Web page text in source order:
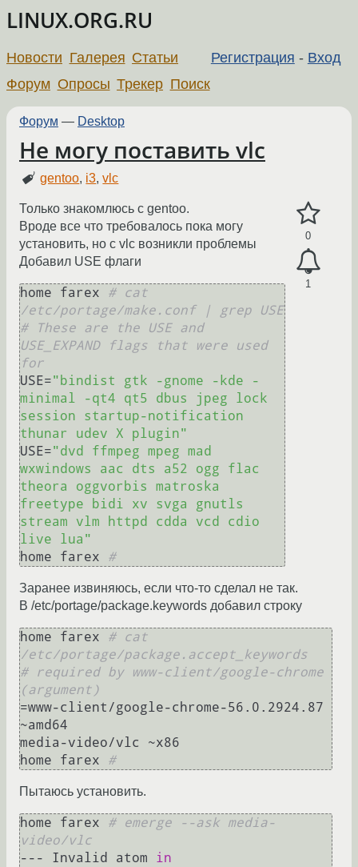
LINUX.ORG.RU
Регистрация - Вход
Новости Галерея Статьи
Форум Опросы Трекер Поиск
Форум — Desktop
Не могу поставить vlc
gentoo, i3,vlc
0
1
Только знакомлюсь с gentoo.
Вроде все что требовалось пока могу
установить, но с vlc возникли проблемы
Добавил USE флаги
home farex # cat
/etc/portage/make.conf | grep USE
# These are the USE and
USE_EXPAND flags that were used
for
USE="bindist gtk -gnome -kde -
minimal -qt4 qt5 dbus jpeg lock
session startup-notification
thunar udev X plugin"
USE="dvd ffmpeg mpeg mad
wxwindows aac dts a52 ogg flac
theora oggvorbis matroska
freetype bidi xv svga gnutls
stream vlm httpd cdda vcd cdio
live lua"
home farex #
Заранее извиняюсь, если что-то сделал не так.
В /etc/portage/package.keywords добавил строку
home farex # cat
/etc/portage/package.accept_keywords
# required by www-client/google-chrome
(argument)
=www-client/google-chrome-56.0.2924.87
~amd64
media-video/vlc ~x86
home farex #
Пытаюсь установить.
home farex # emerge --ask media-
video/vlc
--- Invalid atom in